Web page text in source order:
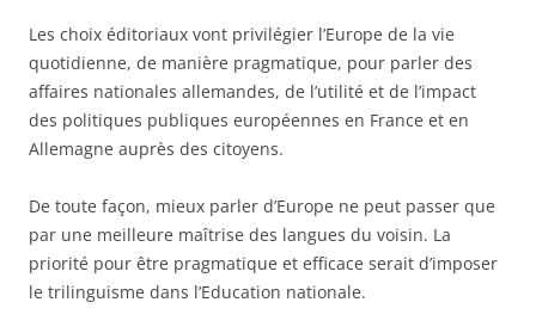
Les choix éditoriaux vont privilégier l’Europe de la vie
quotidienne, de manière pragmatique, pour parler des
affaires nationales allemandes, de l’utilité et de l’impact
des politiques publiques européennes en France et en
Allemagne auprès des citoyens.
De toute façon, mieux parler d’Europe ne peut passer que
par une meilleure maîtrise des langues du voisin. La
priorité pour être pragmatique et efficace serait d’imposer
le trilinguisme dans l’Education nationale.